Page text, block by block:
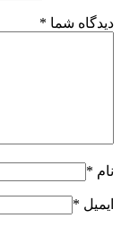
دیدگاه شما *
نام *
ایمیل *